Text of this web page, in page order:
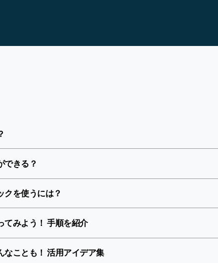
できる？
クを使うには？
てみよう！ 手順を紹介
なことも！ 活用アイデア集